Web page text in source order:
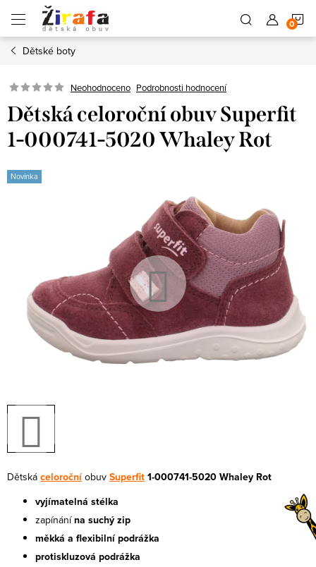
obsah
Dětské boty
Neohodnoceno Podrobnosti hodnocení
Dětská celoroční obuv Superfit
1-000741-5020 Whaley Rot
Novinka
Dětská celoročníobuv Superfit1-000741-5020 Whaley Rot
vyjímatelná stélka
zapínánína suchý zip
měkká a flexibilní podrážka
protiskluzová podrážka